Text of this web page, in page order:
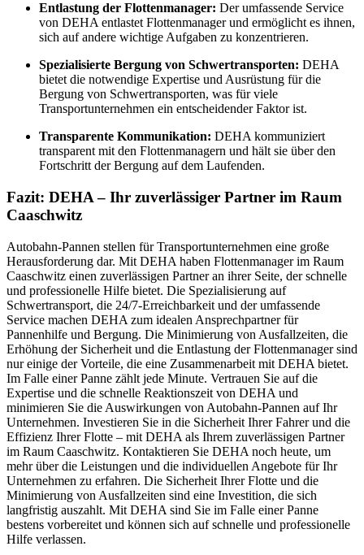
Entlastung der Flottenmanager: Der umfassende Service
von DEHA entlastet Flottenmanager und ermöglicht es ihnen,
sich auf andere wichtige Aufgaben zu konzentrieren.
Spezialisierte Bergung von Schwertransporten: DEHA
bietet die notwendige Expertise und Ausrüstung für die
Bergung von Schwertransporten, was für viele
Transportunternehmen ein entscheidender Faktor ist.
Transparente Kommunikation: DEHA kommuniziert
transparent mit den Flottenmanagern und hält sie über den
Fortschritt der Bergung auf dem Laufenden.
Fazit: DEHA – Ihr zuverlässiger Partner im Raum
Caaschwitz
Autobahn-Pannen stellen für Transportunternehmen eine große
Herausforderung dar. Mit DEHA haben Flottenmanager im Raum
Caaschwitz einen zuverlässigen Partner an ihrer Seite, der schnelle
und professionelle Hilfe bietet. Die Spezialisierung auf
Schwertransport, die 24/7-Erreichbarkeit und der umfassende
Service machen DEHA zum idealen Ansprechpartner für
Pannenhilfe und Bergung. Die Minimierung von Ausfallzeiten, die
Erhöhung der Sicherheit und die Entlastung der Flottenmanager sind
nur einige der Vorteile, die eine Zusammenarbeit mit DEHA bietet.
Im Falle einer Panne zählt jede Minute. Vertrauen Sie auf die
Expertise und die schnelle Reaktionszeit von DEHA und
minimieren Sie die Auswirkungen von Autobahn-Pannen auf Ihr
Unternehmen. Investieren Sie in die Sicherheit Ihrer Fahrer und die
Effizienz Ihrer Flotte – mit DEHA als Ihrem zuverlässigen Partner
im Raum Caaschwitz. Kontaktieren Sie DEHA noch heute, um
mehr über die Leistungen und die individuellen Angebote für Ihr
Unternehmen zu erfahren. Die Sicherheit Ihrer Flotte und die
Minimierung von Ausfallzeiten sind eine Investition, die sich
langfristig auszahlt. Mit DEHA sind Sie im Falle einer Panne
bestens vorbereitet und können sich auf schnelle und professionelle
Hilfe verlassen.